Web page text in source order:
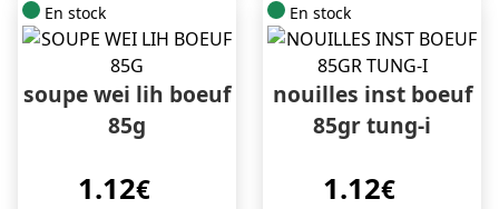
En stock
soupe wei lih boeuf
85g
1.12€
En stock
nouilles inst boeuf
85gr tung-i
1.12€